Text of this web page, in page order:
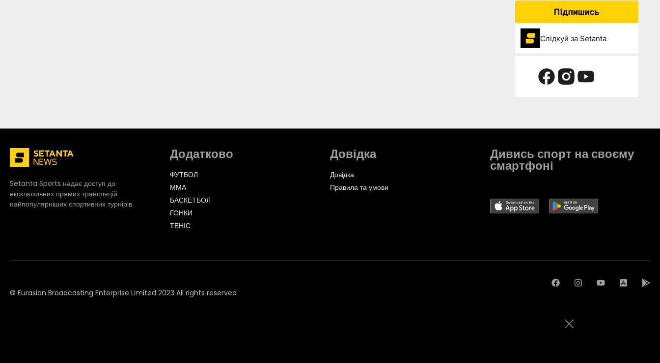
Підпишись
Слідкуй за Setanta
Setanta Sports надає доступ до
ексклюзивних прямих трансляцій
найпопулярніших спортивних турнірів.
Додатково
ФУТБОЛ
ММА
БАСКЕТБОЛ
ГОНКИ
TЕНІС
Довідка
Довідка
Правила та умови
Дивись спорт на своєму
смартфоні
© Eurasian Broadcasting Enterprise Limited 2023 All rights reserved